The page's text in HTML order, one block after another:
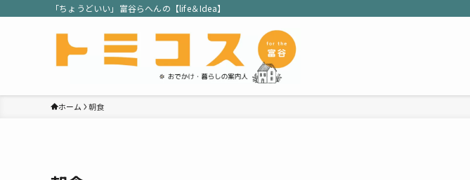
「ちょうどいい」富谷らへんの【life＆Idea】
ホーム 朝食